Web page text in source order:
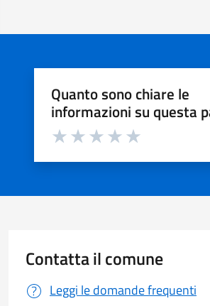
Quanto sono chiare le
informazioni su questa
Valuta da 1 a 5 stelle la pagina
Contatta il comune
Leggi le domande frequenti